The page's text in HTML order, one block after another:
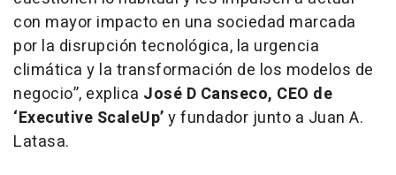
con mayor impacto en una sociedad marcada
por la disrupción tecnológica, la urgencia
climática y la transformación de los modelos de
negocio”, explica José D Canseco, CEO de
‘Executive ScaleUp’y fundador junto a Juan A.
Latasa.